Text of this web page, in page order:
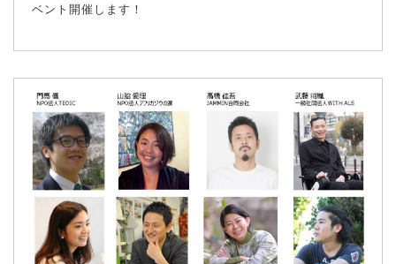
ベント開催します！